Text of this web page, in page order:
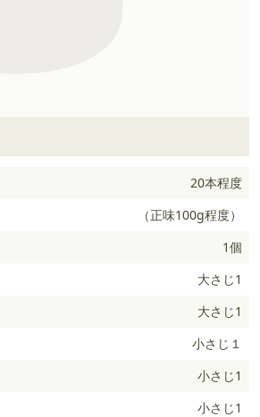
20本程度
（正味100g程度）
1個
大さじ1
大さじ1
小さじ１
小さじ1
小さじ1